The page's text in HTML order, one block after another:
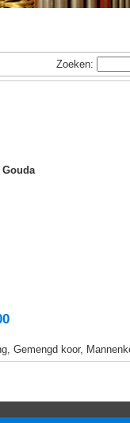
Zoeken:
Gouda
Gemengd koor,